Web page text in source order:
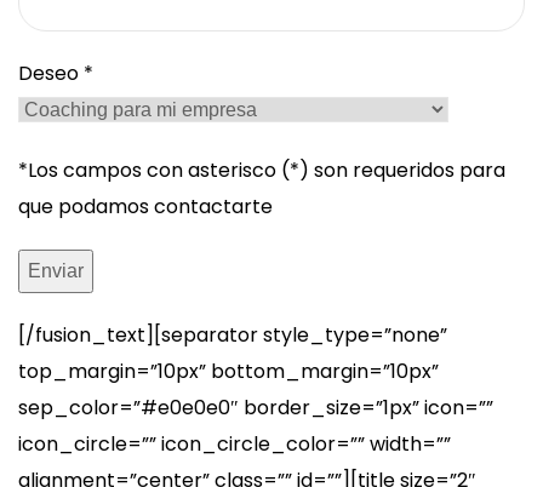
Deseo *
*Los campos con asterisco (*) son requeridos para
que podamos contactarte
[/fusion_text][separator style_type=”none”
top_margin=”10px” bottom_margin=”10px”
sep_color=”#e0e0e0″ border_size=”1px” icon=””
icon_circle=”” icon_circle_color=”” width=””
alignment=”center” class=”” id=””][title size=”2″